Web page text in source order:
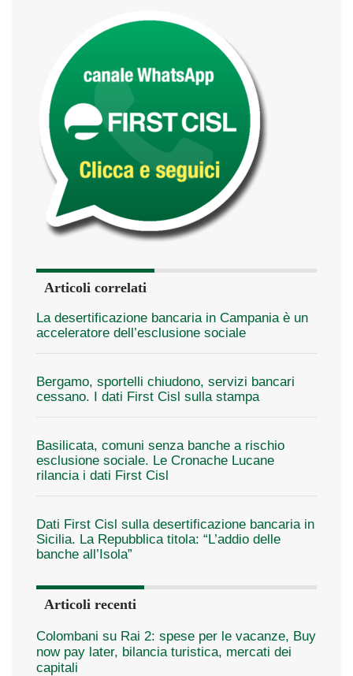
Articoli correlati
La desertificazione bancaria in Campania è un
acceleratore dell’esclusione sociale
Bergamo, sportelli chiudono, servizi bancari
cessano. I dati First Cisl sulla stampa
Basilicata, comuni senza banche a rischio
esclusione sociale. Le Cronache Lucane
rilancia i dati First Cisl
Dati First Cisl sulla desertificazione bancaria in
Sicilia. La Repubblica titola: “L’addio delle
banche all’Isola”
Articoli recenti
Colombani su Rai 2: spese per le vacanze, Buy
now pay later, bilancia turistica, mercati dei
capitali